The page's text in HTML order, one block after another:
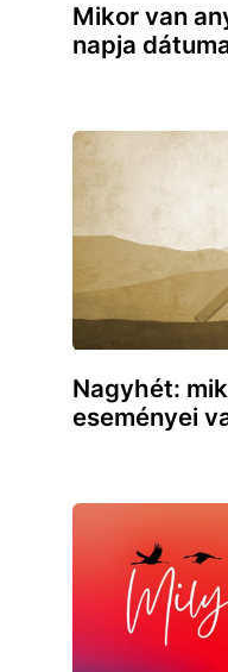
Mikor van
napja
Nagyhét:
eseményei